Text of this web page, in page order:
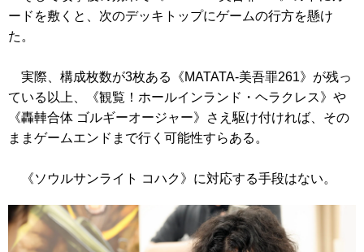
ードを敷くと、次のデッキトップにゲームの行方を懸け
た。
実際、構成枚数が3枚ある 《MATATA-美吾罪261》 が残っ
ている以上、
《観覧！ホールインランド・ヘラクレス》 や
《轟䡛合体 ゴルギーオージャー》
さえ駆け付ければ、その
ままゲームエンドまで行く可能性すらある。
《ソウルサンライト コハク》 に対応する手段はない。